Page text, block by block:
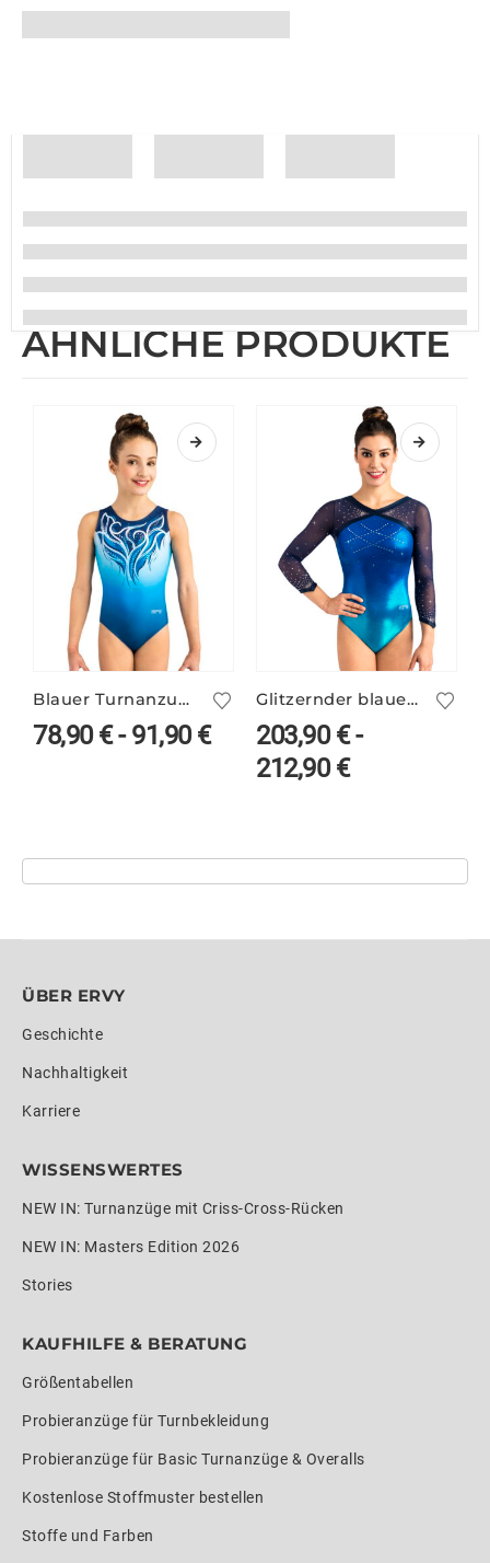
ÄHNLICHE PRODUKTE
Blauer Turnanzug DYLA/1 bedruckt
78,90€-91,90€
Glitzernder blauer Wettkampf Anzug ELSY/3
203,90€-
212,90€
ÜBER ERVY
Geschichte
Nachhaltigkeit
Karriere
WISSENSWERTES
NEW IN: Turnanzüge mit Criss-Cross-Rücken
NEW IN: Masters Edition 2026
Stories
KAUFHILFE & BERATUNG
Größentabellen
Probieranzüge für Turnbekleidung
Probieranzüge für Basic Turnanzüge & Overalls
Kostenlose Stoffmuster bestellen
Stoffe und Farben